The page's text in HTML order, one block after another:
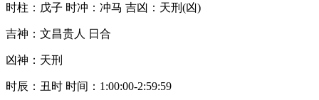
时柱：戊子 时冲：冲马 吉凶：天刑(凶)
吉神：文昌贵人 日合
凶神：天刑
时辰：丑时 时间：1:00:00-2:59:59